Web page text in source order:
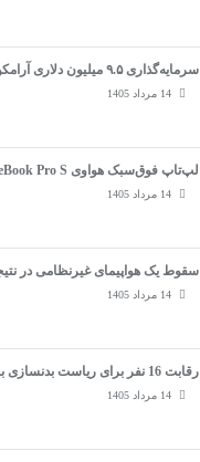
سرمایه‌گذاری ۹.۵ میلیون دلاری آرامکو برای کشت…
14 مرداد 1405
لپ‌تاپ فوق‌سبک هواوی MateBook Pro S با…
14 مرداد 1405
سقوط یک هواپیمای غیرنظامی در
14 مرداد 1405
رقابت 16 نفر برای ریاست بدنسازی با…
14 مرداد 1405